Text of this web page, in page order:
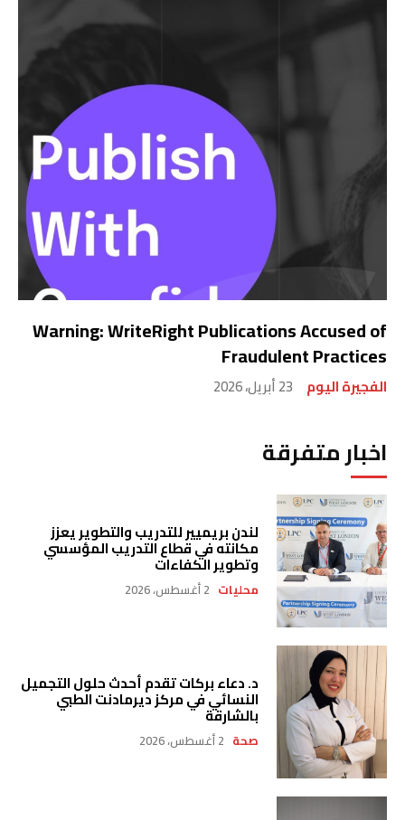
Warning: WriteRight Publications Accused of
Fraudulent Practices
الفجيرة اليوم 23 أبريل، 2026
اخبار متفرقة
لندن بريميير للتدريب والتطوير يعزز
مكانته في قطاع التدريب المؤسسي
وتطوير الكفاءات
محليات 2 أغسطس، 2026
د. دعاء بركات تقدم أحدث حلول التجميل
النسائي في مركز ديرمادنت الطبي
بالشارقة
صحة 2 أغسطس، 2026